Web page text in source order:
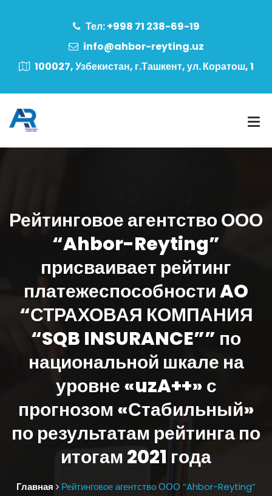
Тел: +998 71 238-69-19
info@ahbor-reyting.uz
100027, Узбекистан, г.Ташкент, ул. Коратош, 1
Рейтинговое агентство ООО
“Ahbor-Reyting”
присваивает рейтинг
платежеспособности AO
“СТРАХОВАЯ КОМПАНИЯ
“SQB INSURANCE”” по
национальной шкале на
уровне «uzA++» с
прогнозом «Стабильный»
по результатам рейтинга по
итогам 2021 года
Главная
Рейтинговое агентство ООО “Ahbor-Reyting”